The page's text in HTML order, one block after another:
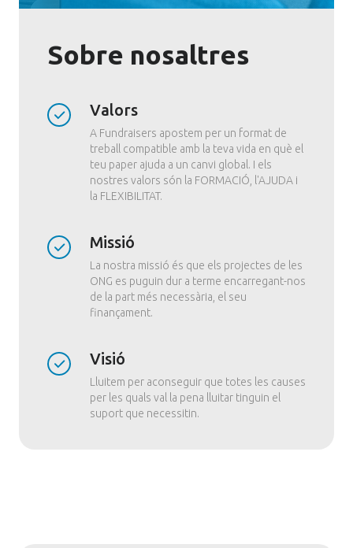
Sobre nosaltres
Valors
A Fundraisers apostem per un format de
treball compatible amb la teva vida en què el
teu paper ajuda a un canvi global. I els
nostres valors són la FORMACIÓ, l'AJUDA i
la FLEXIBILITAT.
Missió
La nostra missió és que els projectes de les
ONG es puguin dur a terme encarregant-nos
de la part més necessària, el seu
finançament.
Visió
Lluitem per aconseguir que totes les causes
per les quals val la pena lluitar tinguin el
suport que necessitin.